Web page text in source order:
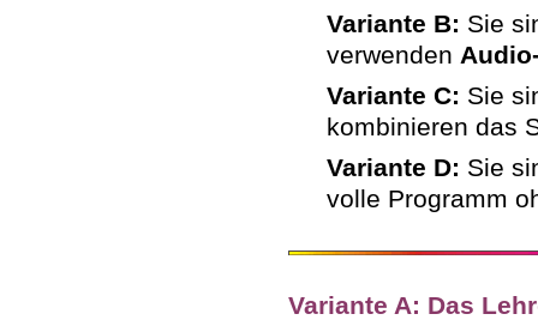
Variante B: Sie
verwenden
Variante C: Sie
kombinieren das
Variante D: Sie
volle Programm
Variante A: Das